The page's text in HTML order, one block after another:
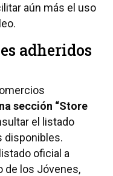
aún más el uso
adheridos
sección “Store
el listado
disponibles.
oficial a
de los Jóvenes,